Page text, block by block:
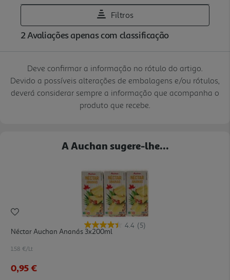
Deve confirmar a informação no rótulo do artigo.
Devido a possíveis alterações de embalagens e/ou rótulos,
deverá considerar sempre a informação que acompanha o
produto que recebe.
A Auchan sugere-lhe...
4.4 (5)
Néctar Auchan Ananás 3x200ml
1.58 €/Lt
0,95 €